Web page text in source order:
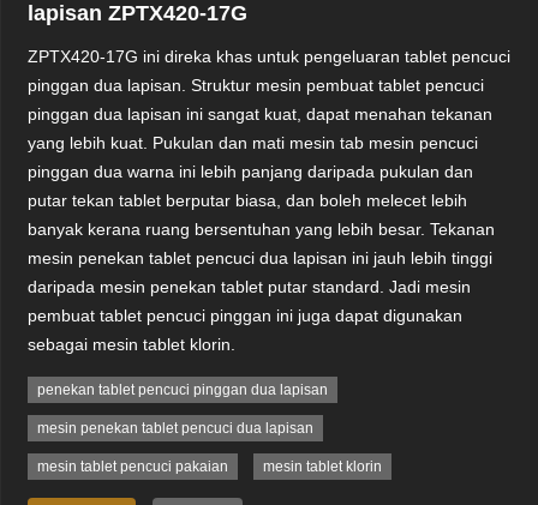
lapisan ZPTX420-17G
ZPTX420-17G ini direka khas untuk pengeluaran tablet pencuci
pinggan dua lapisan. Struktur mesin pembuat tablet pencuci
pinggan dua lapisan ini sangat kuat, dapat menahan tekanan
yang lebih kuat. Pukulan dan mati mesin tab mesin pencuci
pinggan dua warna ini lebih panjang daripada pukulan dan
putar tekan tablet berputar biasa, dan boleh melecet lebih
banyak kerana ruang bersentuhan yang lebih besar. Tekanan
mesin penekan tablet pencuci dua lapisan ini jauh lebih tinggi
daripada mesin penekan tablet putar standard. Jadi mesin
pembuat tablet pencuci pinggan ini juga dapat digunakan
sebagai mesin tablet klorin.
penekan tablet pencuci pinggan dua lapisan
mesin penekan tablet pencuci dua lapisan
mesin tablet pencuci pakaian mesin tablet klorin